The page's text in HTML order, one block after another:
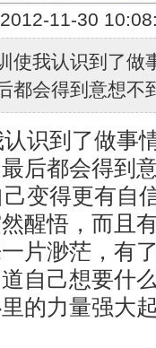
11-30
使我认识到了做
都会得到意想不
识到了做事
后都会得到
变得更有自
醒悟，而且
片渺茫，有
自己想要什
的力量强大